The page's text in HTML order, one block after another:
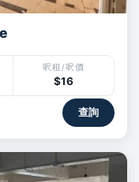
呎租/呎價
$16
查詢